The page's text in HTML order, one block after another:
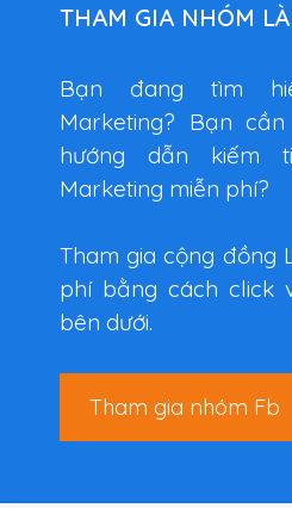
THAM GIA NHÓM
Bạn đang tìm
Marketing? Bạn
hướng dẫn kiếm
Marketing miễn phí?
Tham gia cộng đồng
phí bằng cách click
bên dưới.
Tham gia nhóm Fb